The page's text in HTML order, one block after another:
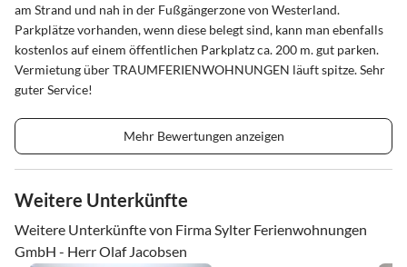
am Strand und nah in der Fußgängerzone von Westerland.
Parkplätze vorhanden, wenn diese belegt sind, kann man ebenfalls
kostenlos auf einem öffentlichen Parkplatz ca. 200 m. gut parken.
Vermietung über TRAUMFERIENWOHNUNGEN läuft spitze. Sehr
guter Service!
Mehr Bewertungen anzeigen
Weitere Unterkünfte
Weitere Unterkünfte von Firma Sylter Ferienwohnungen
GmbH - Herr Olaf Jacobsen